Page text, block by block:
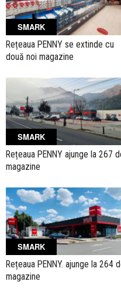
SMARK
Rețeaua PENNY se extinde cu
două noi magazine
SMARK
Rețeaua PENNY ajunge la 267
magazine
SMARK
Rețeaua PENNY. ajunge la 264
magazine